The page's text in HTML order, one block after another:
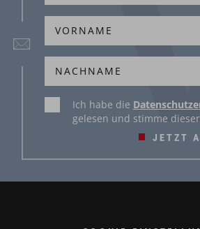
JETZT
Ich habe die
gelesen und stimme